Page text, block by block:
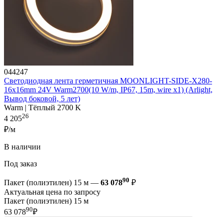
044247
Светодиодная лента герметичная MOONLIGHT-SIDE-X280-
16x16mm 24V Warm2700(10 W/m, IP67, 15m, wire x1) (Arlight,
Вывод боковой, 5 лет)
Warm | Тёплый 2700 K
4 20526
₽/м
В наличии
Под заказ
Пакет (полиэтилен) 15 м — 63 07890 ₽
Актуальная цена по запросу
Пакет (полиэтилен) 15 м
63 07890₽